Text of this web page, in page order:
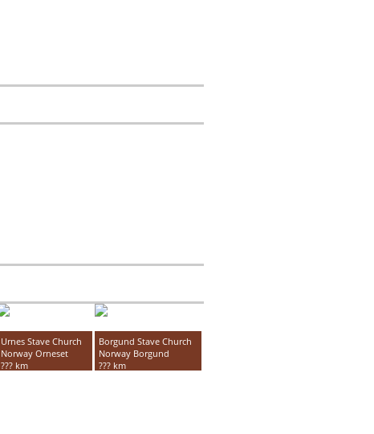
Urnes Stave Church
Norway Orneset
??? km
Borgund Stave Church
Norway Borgund
??? km